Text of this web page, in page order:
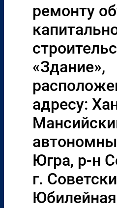
ремонту
«Здание»,
адресу:
Югра, р-н
г.